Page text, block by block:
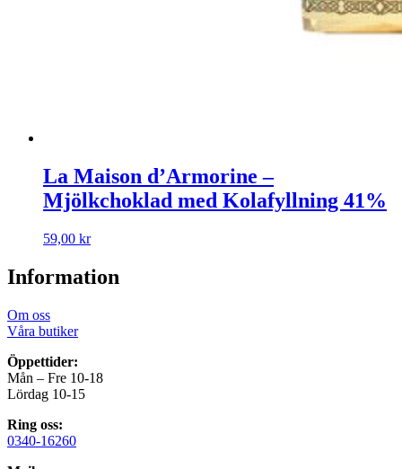
La Maison d’Armorine –
Mjölkchoklad med Kolafyllning 41%
59,00 kr
Information
Om oss
Våra butiker
Öppettider:
Mån – Fre 10-18
Lördag 10-15
Ring oss:
0340-16260